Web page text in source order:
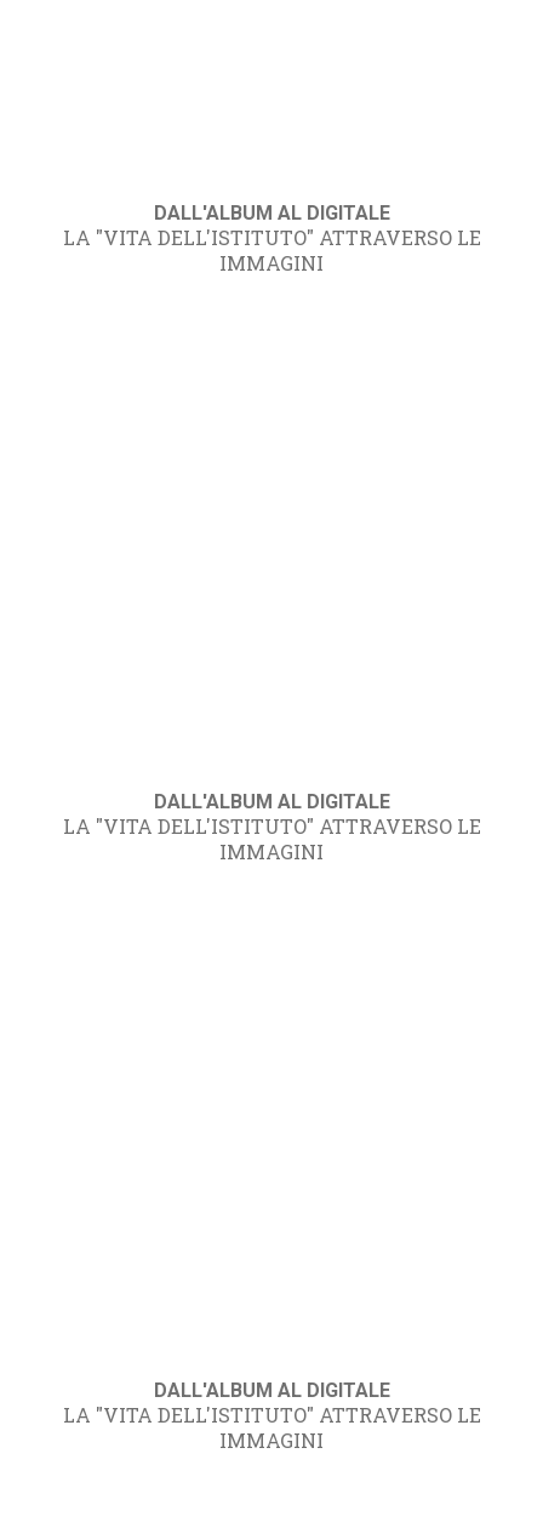
DALL'ALBUM AL DIGITALE
LA "VITA DELL'ISTITUTO" ATTRAVERSO LE
IMMAGINI
DALL'ALBUM AL DIGITALE
LA "VITA DELL'ISTITUTO" ATTRAVERSO LE
IMMAGINI
DALL'ALBUM AL DIGITALE
LA "VITA DELL'ISTITUTO" ATTRAVERSO LE
IMMAGINI